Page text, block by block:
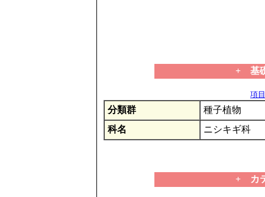
+ 基
項
分類群
種子植物
科名
ニシキギ科
+ カ